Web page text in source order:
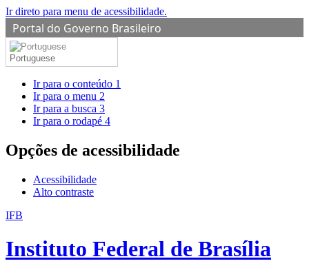
Ir direto para menu de acessibilidade.
Portal do Governo Brasileiro
Portuguese
Ir para o conteúdo 1
Ir para o menu 2
Ir para a busca 3
Ir para o rodapé 4
Opções de acessibilidade
Acessibilidade
Alto contraste
IFB
Instituto Federal de Brasília